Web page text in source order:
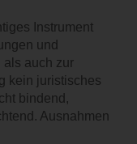
Instrument
und
als auch zur
kein juristisches
bindend,
Ausnahmen